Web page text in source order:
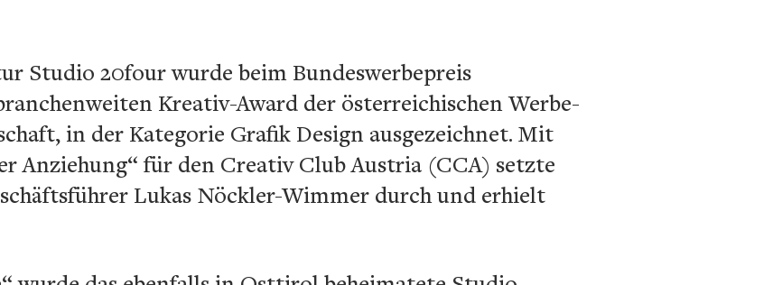
Studio 20four wurde beim Bundeswerbepreis
Kreativ-Award der österreichischen Werbe-
in der Kategorie Grafik Design ausgezeichnet. Mit
Anziehung“ für den Creativ Club Austria (CCA) setzte
Lukas Nöckler-Wimmer durch und erhielt